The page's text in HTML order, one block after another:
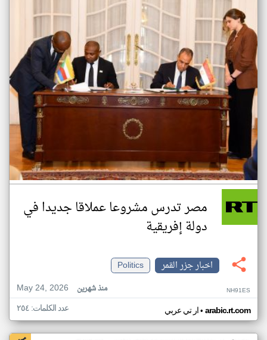
مصر تدرس مشروعا عملاقا جديدا في
دولة إفريقية
اخبار جزر القمر
Politics
May 24, 2026
منذ شهرين NH91ES
ار تي عربي• arabic.rt.com عدد الكلمات: ٢٥٤